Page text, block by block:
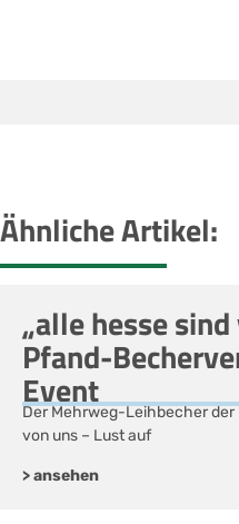
Ähnliche Artikel:
„alle hesse sind
Pfand-
Event
Der Mehrweg-Leihbecher
von uns – Lust auf
> ansehen